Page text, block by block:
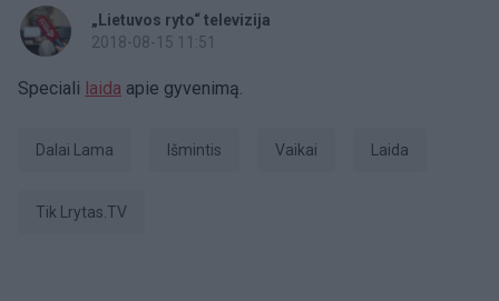
„Lietuvos ryto“ televizija
2018-08-15 11:51
Speciali laida apie gyvenimą.
Dalai Lama išmintis Vaikai laida
tik Lrytas.TV